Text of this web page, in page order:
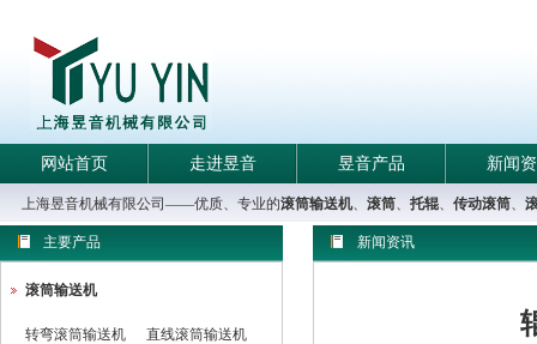
网站首页 走进昱音 昱音产品 新闻
上海昱音机械有限公司——优质、专业的滚筒输送机、 滚筒、 托辊、 传动滚筒、
主要产品
滚筒输送机
转弯滚筒输送机
直线滚筒输送机
新闻资讯